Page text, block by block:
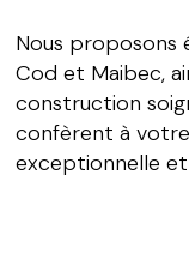
Nous proposons
Cod et Maibec,
construction
confèrent à
exceptionnelle